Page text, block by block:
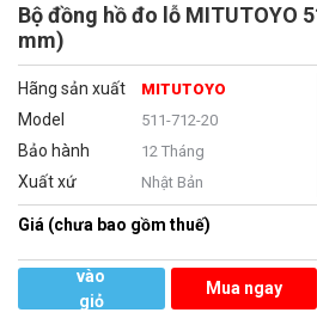
Bộ đồng hồ đo lỗ MITUTOYO
mm)
Hãng sản xuất MITUTOYO
Model 511-712-20
Bảo hành 12 Tháng
Xuất xứ Nhật Bản
Giá (chưa bao gồm thuế)
vào
giỏ
Mua ngay